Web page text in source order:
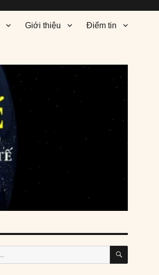
Giới thiệu Điểm tin
SEARCH